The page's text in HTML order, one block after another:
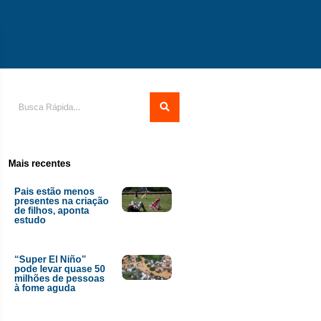
Mais recentes
Pais estão menos
presentes na criação
de filhos, aponta
estudo
“Super El Niño”
pode levar quase 50
milhões de pessoas
à fome aguda